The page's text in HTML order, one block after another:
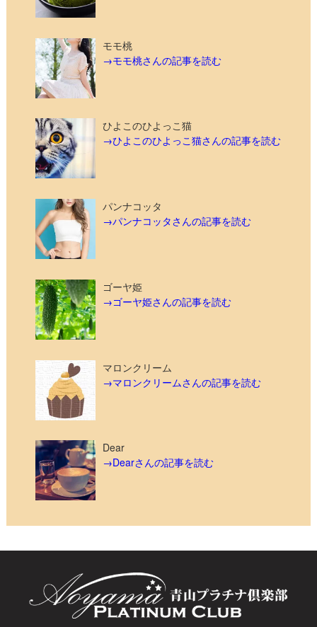
モモ桃
→モモ桃さんの記事を読む
ひよこのひよっこ猫
→ひよこのひよっこ猫さんの記事を読む
パンナコッタ
→パンナコッタさんの記事を読む
ゴーヤ姫
→ゴーヤ姫さんの記事を読む
マロンクリーム
→マロンクリームさんの記事を読む
Dear
→Dearさんの記事を読む